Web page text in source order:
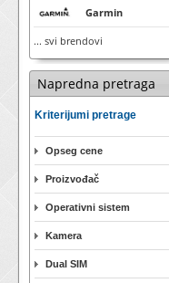
Garmin
... svi brendovi
Napredna pretraga
Kriterijumi pretrage
Opseg cene
Proizvođač
Operativni sistem
Kamera
Dual SIM